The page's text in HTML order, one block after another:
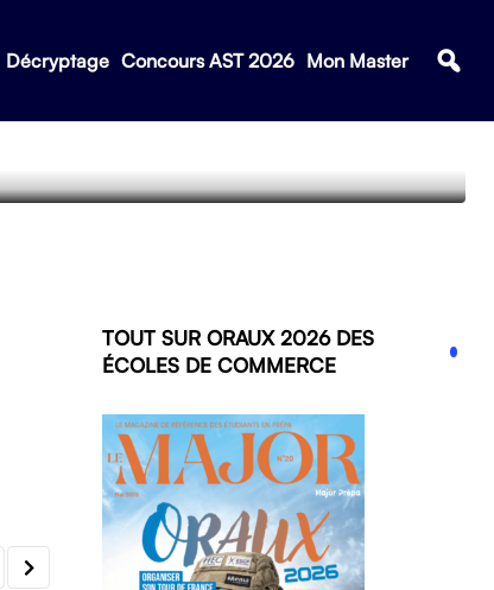
Décryptage Concours AST 2026 Mon Master
TOUT SUR ORAUX 2026 DES
ÉCOLES DE COMMERCE